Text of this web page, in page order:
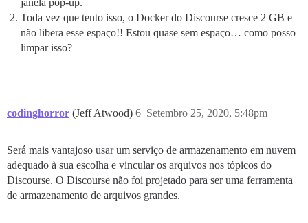
janela pop-up.
Toda vez que tento isso, o Docker do Discourse cresce 2 GB e
não libera esse espaço!! Estou quase sem espaço… como posso
limpar isso?
codinghorror (Jeff Atwood) Setembro 25, 2020, 5:48pm
6
Será mais vantajoso usar um serviço de armazenamento em nuvem
adequado à sua escolha e vincular os arquivos nos tópicos do
Discourse. O Discourse não foi projetado para ser uma ferramenta
de armazenamento de arquivos grandes.